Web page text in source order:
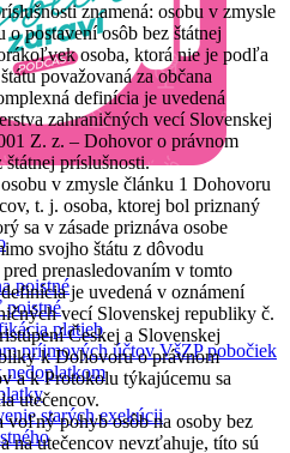
poistné
platieb
príjmových účtov VšZP pobočiek
nedoplatkom
starých exekúcii
znamená: osobu v zmysle
postavení osôb bez štátnej
osoba, ktorá nie je podľa
považovaná za občana
definícia je uvedená
zahraničných vecí Slovenskej
Z. z. – Dohovor o právnom
štátnej príslušnosti.
osobu v zmysle článku 1 Dohovoru
t. j. osoba, ktorej bol priznaný
sa v zásade priznáva osobe
svojho štátu z dôvodu
prenasledovaním v tomto
je uvedená v oznámení
vecí Slovenskej republiky č.
Českej a Slovenskej
k Dohovoru o právnom
a k Protokolu týkajúcemu sa
utečencov.
voľný pohyb osôb na osoby bez
na utečencov nevzťahuje, títo sú